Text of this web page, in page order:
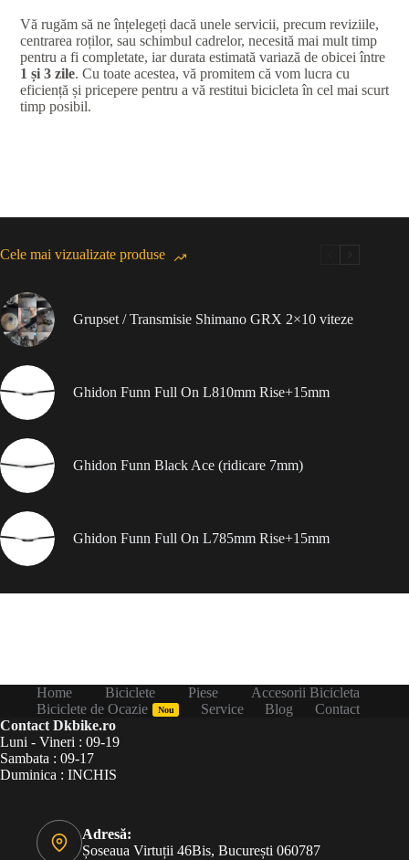
Vă rugăm să ne înțelegeți dacă unele servicii, precum reviziile,
centrarea roților, sau schimbul cadrelor, necesită mai mult timp
pentru a fi completate, iar durata estimată variază de obicei între
1 și 3 zile. Cu toate acestea, vă promitem că vom lucra cu
eficiență și pricepere pentru a vă restitui bicicleta în cel mai scurt
timp posibil.
Cele mai vizualizate produse
Grupset / Transmisie Shimano GRX 2×10 viteze
Ghidon Funn Full On L810mm Rise+15mm
Ghidon Funn Black Ace (ridicare 7mm)
Ghidon Funn Full On L785mm Rise+15mm
Home Biciclete Piese
Accesorii Bicicleta
Biciclete de Ocazie
Nou Service Blog
Contact
Contact Dkbike.ro
Luni - Vineri : 09-19
Sambata : 09-17
Duminica : INCHIS
Adresă:
Șoseaua Virtuții 46Bis, București 060787